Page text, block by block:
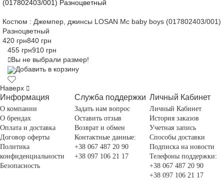
Костюм : Джемпер, джинсы LOSAN Mc baby boys (017802403/001)
Разноцветный
420 грн840 грн
455 грн910 грн
Вы не выбрали размер!
Добавить в корзину
Наверх
Информация
О компании
О брендах
Оплата и доставка
Договор оферты
Политика
конфиденциальности
Безопасность
Служба поддержки
Задать нам вопрос
Оставить отзыв
Возврат и обмен
Контактные данные:
+38 067 487 20 90
+38 097 106 21 17
Личный Кабинет
Личный Кабинет
История заказов
Учетная запись
Способы доставки
Подписка на новости
Телефоны поддержки:
+38 067 487 20 90
+38 097 106 21 17